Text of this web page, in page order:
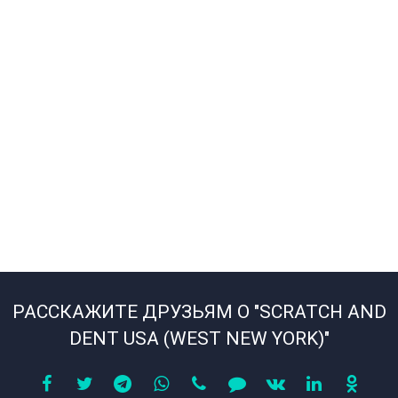
РАССКАЖИТЕ ДРУЗЬЯМ О "SCRATCH AND
DENT USA (WEST NEW YORK)"